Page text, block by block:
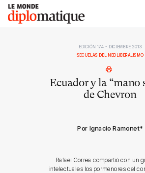
Skip
content
Le monde diplomatique
EDICIÓN 174 - DICIEMBRE 2013
SECUELAS DEL NEOLIBERALISMO
Ecuador y la “mano
de Chevron
Por Ignacio Ramonet*
Rafael Correa compartió con un
intelectuales los pormenores del